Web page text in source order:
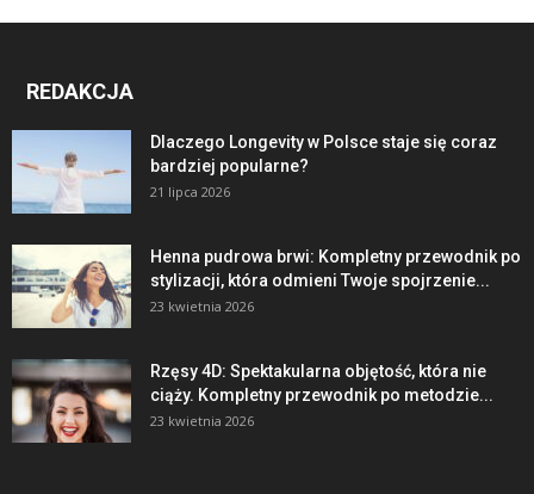
REDAKCJA
Dlaczego Longevity w Polsce staje się coraz
bardziej popularne?
21 lipca 2026
Henna pudrowa brwi: Kompletny przewodnik po
stylizacji, która odmieni Twoje spojrzenie...
23 kwietnia 2026
Rzęsy 4D: Spektakularna objętość, która nie
ciąży. Kompletny przewodnik po metodzie...
23 kwietnia 2026